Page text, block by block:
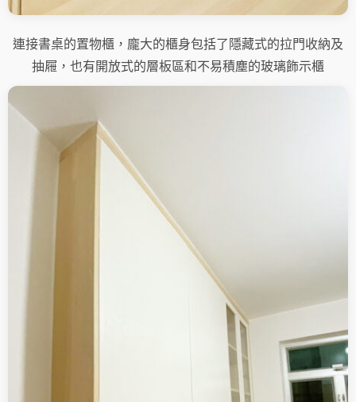
連接書桌的置物櫃，龐大的櫃身包括了隱藏式的拉門收納及
抽屜，也有開放式的層板區和不易積塵的玻璃飾示櫃